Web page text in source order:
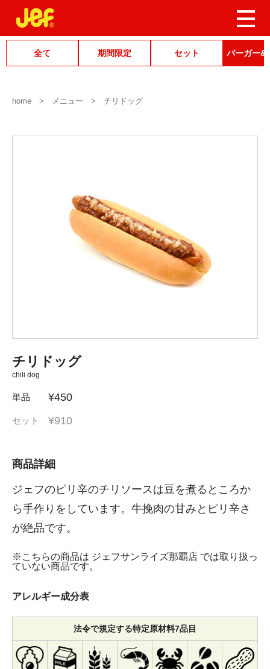
全て 期間限定 セット バーガー&
home メニュー チリドッグ
チリドッグ
chili dog
単品 ¥450
セット ¥910
商品詳細
ジェフのピリ辛のチリソースは豆を煮るところか
ら手作りをしています。牛挽肉の甘みとピリ辛さ
が絶品です。
※こちらの商品は ジェフサンライズ那覇店 では取り扱っ
ていない商品です。
アレルギー成分表
法令で規定する特定原材料7品目